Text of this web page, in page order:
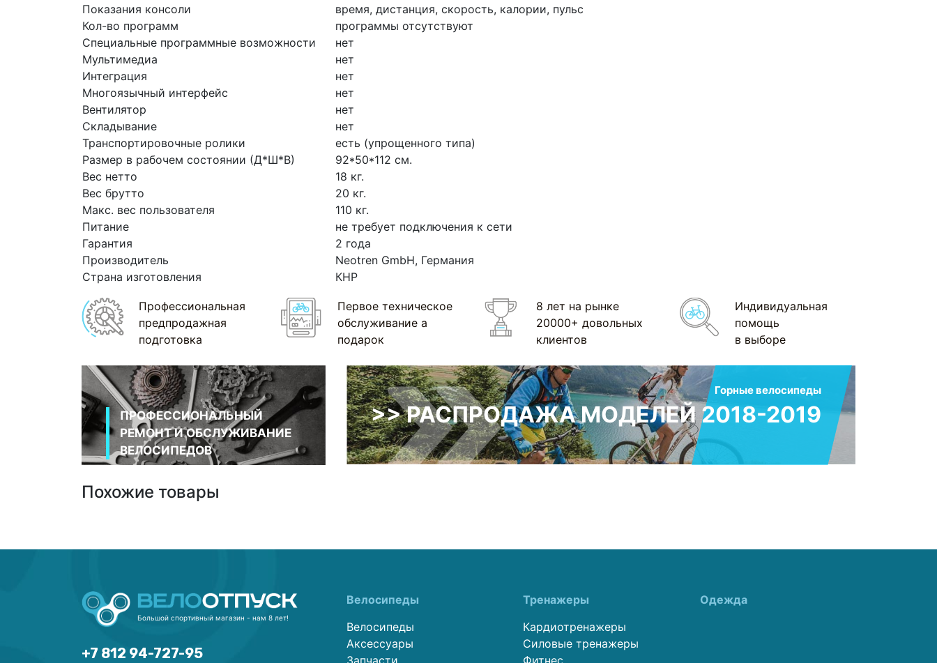
Показания консоли
время, дистанция, скорость, калории, пульс
Кол-во программ
программы отсутствуют
Специальные программные возможности
нет
Мультимедиа
нет
Интеграция
нет
Многоязычный интерфейс
нет
Вентилятор
нет
Складывание
нет
Транспортировочные ролики
есть (упрощенного типа)
Размер в рабочем состоянии (Д*Ш*В)
92*50*112 см.
Вес нетто
18 кг.
Вес брутто
20 кг.
Макс. вес пользователя
110 кг.
Питание
не требует подключения к сети
Гарантия
2 года
Производитель
Neotren GmbH, Германия
Страна изготовления
КНР
Профессиональная
предпродажная
подготовка
Первое техническое
обслуживание а
подарок
8 лет на рынке
20000+ довольных
клиентов
Индивидуальная
помощь
в выборе
ПРОФЕССИОНАЛЬНЫЙ
РЕМОНТ И ОБСЛУЖИВАНИЕ
ВЕЛОСИПЕДОВ
Горные велосипеды
>> РАСПРОДАЖА МОДЕЛЕЙ 2018-2019
Похожие товары
Большой спортивный магазин - нам 8 лет!
+7 812 94-727-95
Велосипеды
Велосипеды
Аксессуары
Запчасти
Тренажеры
Кардиотренажеры
Силовые тренажеры
Фитнес
Одежда